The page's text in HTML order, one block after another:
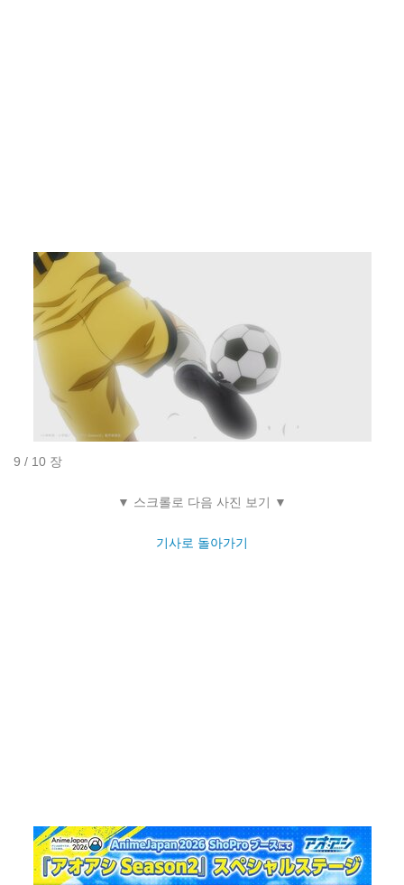
9 / 10 장
▼ 스크롤로 다음 사진 보기 ▼
기사로 돌아가기